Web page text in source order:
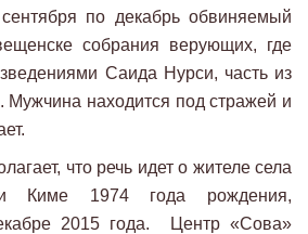
по декабрь обвиняемый
собрания верующих, где
Саида Нурси, часть из
Мужчина находится под стражей и
что речь идет о жителе села
Киме 1974 года рождения,
2015 года. Центр «Сова»